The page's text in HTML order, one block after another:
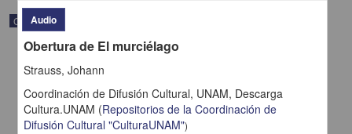
Correspondencia postal
Audio
Obertura de El murciélago
Strauss, Johann
Coordinación de Difusión Cultural, UNAM, Descarga
Cultura.UNAM (Repositorios de la Coordinación de
Difusión Cultural "CulturaUNAM")